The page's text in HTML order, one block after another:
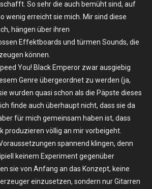
Gospel
–
So sehr die auch bemüht sind, auf
wenig erreicht sie mich. Mir sind diese
hängen über ihren
Effektboards und türmen Sounds, die
können.
You! Black Emperor zwar ausgiebig
Genre übergeordnet zu werden (ja,
wurden quasi schon als die Päpste dieses
finde auch überhaupt nicht, dass sie da
für mich gemeinsam haben ist, dass
produzieren völlig an mir vorbeigeht.
spannend klingen, denn
keinem Experiment gegenüber
sie von Anfang an das Konzept, keine
einzusetzen, sondern nur Gitarren